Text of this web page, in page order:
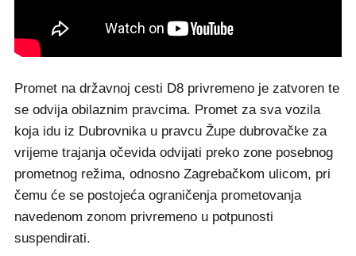
Promet na državnoj cesti D8 privremeno je zatvoren te
se odvija obilaznim pravcima. Promet za sva vozila
koja idu iz Dubrovnika u pravcu Župe dubrovačke za
vrijeme trajanja očevida odvijati preko zone posebnog
prometnog režima, odnosno Zagrebačkom ulicom, pri
čemu će se postojeća ograničenja prometovanja
navedenom zonom privremeno u potpunosti
suspendirati.